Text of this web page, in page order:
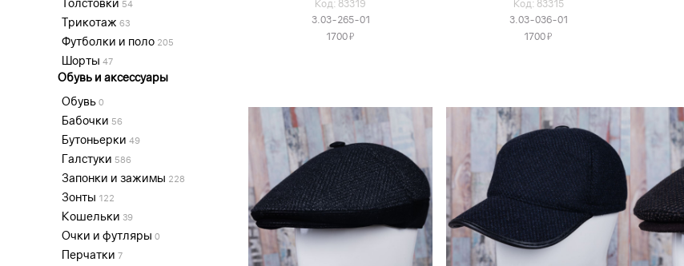
Код: 83319
3.03-265-01
1700Я
Код: 83315
3.03-036-01
1700Я
Толстовки 54
Трикотаж 63
Футболки и поло 205
Шорты 47
Обувь и аксессуары
Обувь 0
Бабочки 56
Бутоньерки 49
Галстуки 586
Запонки и зажимы 228
Зонты 122
Кошельки 39
Очки и футляры 0
Перчатки 7